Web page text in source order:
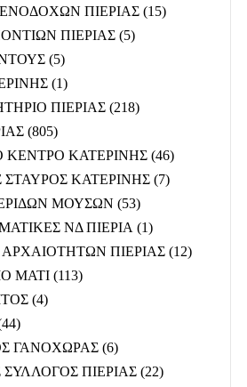
ΠΙΕΡΙΑΣ (15)
ΠΙΕΡΙΑΣ (5)
(5)
(1)
ΠΙΕΡΙΑΣ (218)
(805)
ΚΕΝΤΡΟ ΚΑΤΕΡΙΝΗΣ (46)
ΣΤΑΥΡΟΣ ΚΑΤΕΡΙΝΗΣ (7)
ΜΟΥΣΩΝ (53)
ΝΔ ΠΙΕΡΙΑ (1)
ΠΙΕΡΙΑΣ (12)
ΜΑΤΙ (113)
(4)
ΓΑΝΟΧΩΡΑΣ (6)
ΣΥΛΛΟΓΟΣ ΠΙΕΡΙΑΣ (22)